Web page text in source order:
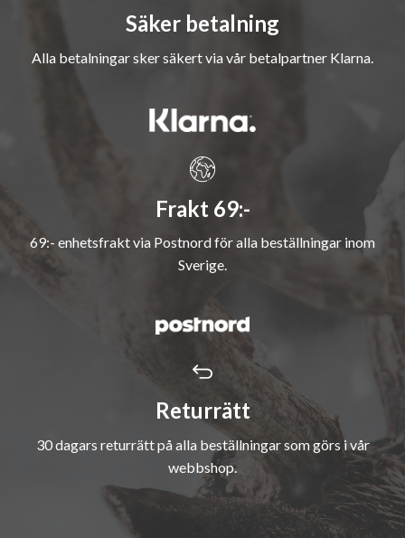
Säker betalning
Alla betalningar sker säkert via vår betalpartner Klarna.
Frakt 69:-
69:- enhetsfrakt via Postnord för alla beställningar inom
Sverige.
Returrätt
30 dagars returrätt på alla beställningar som görs i vår
webbshop.